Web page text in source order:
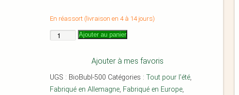
En réassort (livraison en 4 à 14 jours)
Ajouter au panier
Ajouter à mes favoris
UGS : BioBubl-500 Catégories : Tout pour l'été,
Fabriqué en Allemagne, Fabriqué en Europe,